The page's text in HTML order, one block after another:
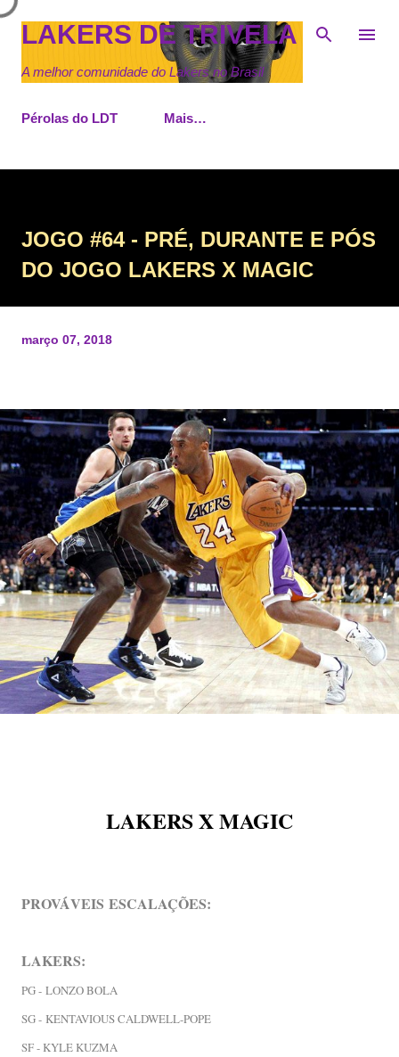
Pular para o conteúdo principal
LAKERS DE TRIVELA
A melhor comunidade do Lakers no Brasil
Pérolas do LDT Mais…
JOGO #64 - PRÉ, DURANTE E PÓS
DO JOGO LAKERS X MAGIC
março 07, 2018
LAKERS X MAGIC
PROVÁVEIS ESCALAÇÕES:
LAKERS:
PG - LONZO BOLA
SG - KENTAVIOUS CALDWELL-POPE
SF - KYLE KUZMA